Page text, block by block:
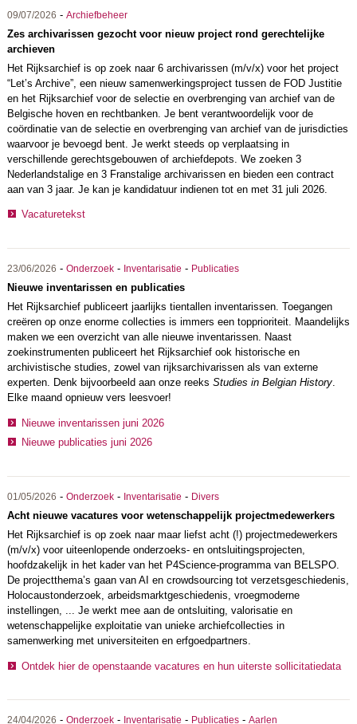
09/07/2026 - Archiefbeheer
Zes archivarissen gezocht voor nieuw project rond gerechtelijke
archieven
Het Rijksarchief is op zoek naar 6 archivarissen (m/v/x) voor het project
“Let’s Archive”, een nieuw samenwerkingsproject tussen de FOD Justitie
en het Rijksarchief voor de selectie en overbrenging van archief van de
Belgische hoven en rechtbanken. Je bent verantwoordelijk voor de
coördinatie van de selectie en overbrenging van archief van de jurisdicties
waarvoor je bevoegd bent. Je werkt steeds op verplaatsing in
verschillende gerechtsgebouwen of archiefdepots. We zoeken 3
Nederlandstalige en 3 Franstalige archivarissen en bieden een contract
aan van 3 jaar. Je kan je kandidatuur indienen tot en met 31 juli 2026.
Vacaturetekst
23/06/2026 - Onderzoek- Inventarisatie - Publicaties
Nieuwe inventarissen en publicaties
Het Rijksarchief publiceert jaarlijks tientallen inventarissen. Toegangen
creëren op onze enorme collecties is immers een topprioriteit. Maandelijks
maken we een overzicht van alle nieuwe inventarissen. Naast
zoekinstrumenten publiceert het Rijksarchief ook historische en
archivistische studies, zowel van rijksarchivarissen als van externe
experten. Denk bijvoorbeeld aan onze reeks Studies in Belgian History.
Elke maand opnieuw vers leesvoer!
Nieuwe inventarissen juni 2026
Nieuwe publicaties juni 2026
01/05/2026 - Onderzoek- Inventarisatie - Divers
Acht nieuwe vacatures voor wetenschappelijk projectmedewerkers
Het Rijksarchief is op zoek naar maar liefst acht (!) projectmedewerkers
(m/v/x) voor uiteenlopende onderzoeks- en ontsluitingsprojecten,
hoofdzakelijk in het kader van het P4Science-programma van BELSPO.
De projectthema’s gaan van AI en crowdsourcing tot verzetsgeschiedenis,
Holocaustonderzoek, arbeidsmarktgeschiedenis, vroegmoderne
instellingen, ... Je werkt mee aan de ontsluiting, valorisatie en
wetenschappelijke exploitatie van unieke archiefcollecties in
samenwerking met universiteiten en erfgoedpartners.
Ontdek hier de openstaande vacatures en hun uiterste sollicitatiedata
24/04/2026 - Onderzoek- Inventarisatie - Publicaties- Aarlen